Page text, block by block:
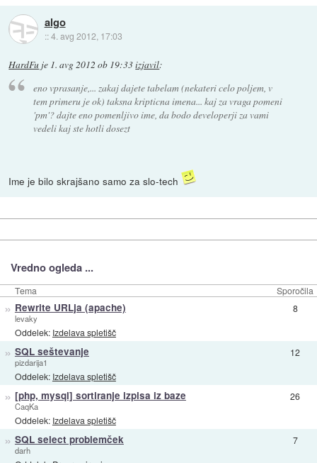
algo
::4. avg 2012, 17:03
HardFu je 1. avg 2012 ob 19:33izjavil:
eno vprasanje,... zakaj dajete tabelam (nekateri celo poljem, v
tem primeru je ok) taksna kripticna imena... kaj za vraga pomeni
'pm'? dajte eno pomenljivo ime, da bodo developerji za vami
vedeli kaj ste hotli dosezt
Ime je bilo skrajšano samo za slo-tech
Vredno ogleda ...
Tema Sporočila
» Rewrite URLja (apache)
levaky
Oddelek: Izdelava spletišč
8
» SQL seštevanje
pizdarija1
Oddelek: Izdelava spletišč
12
» [php, mysql] sortiranje izpisa iz baze
CaqKa
Oddelek: Izdelava spletišč
26
» SQL select problemček
darh
7